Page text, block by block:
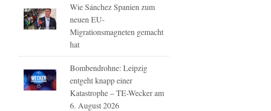
Wie Sánchez Spanien zum
neuen EU-
Migrationsmagneten gemacht
hat
Bombendrohne: Leipzig
entgeht knapp einer
Katastrophe – TE-Wecker am
6. August 2026